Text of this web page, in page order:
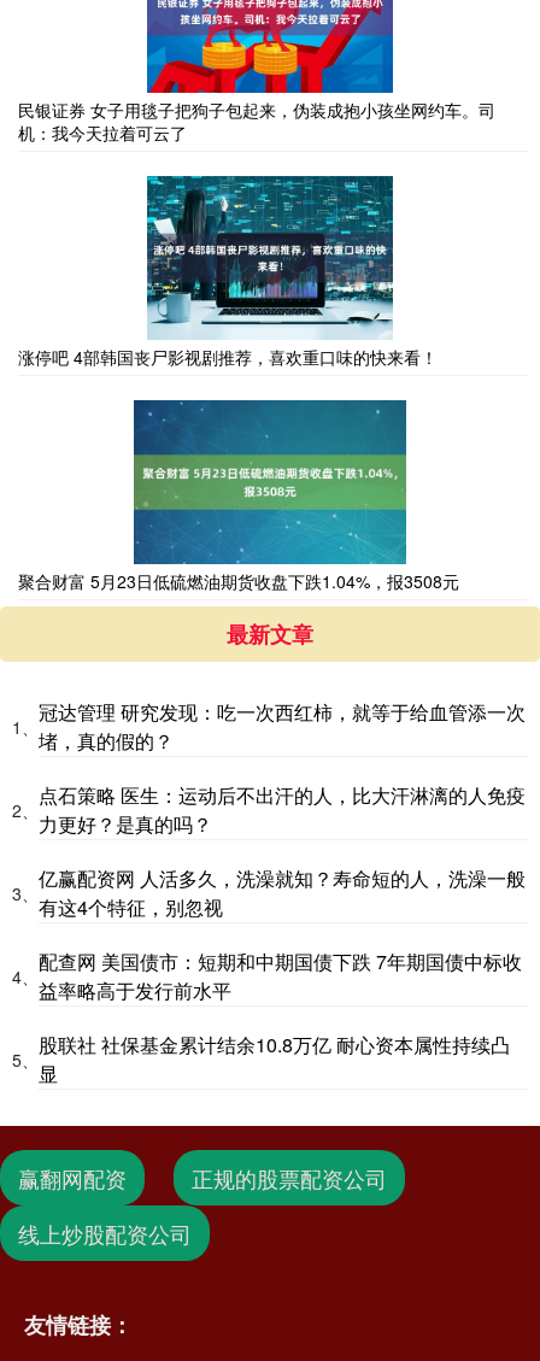
民银证券 女子用毯子把狗子包起来，伪装成抱小孩坐网约车。司
机：我今天拉着可云了
涨停吧 4部韩国丧尸影视剧推荐，喜欢重口味的快来看！
聚合财富 5月23日低硫燃油期货收盘下跌1.04%，报3508元
最新文章
1、
冠达管理 研究发现：吃一次西红柿，就等于给血管添一次
堵，真的假的？
2、
点石策略 医生：运动后不出汗的人，比大汗淋漓的人免疫
力更好？是真的吗？
3、
亿赢配资网 人活多久，洗澡就知？寿命短的人，洗澡一般
有这4个特征，别忽视
4、
配查网 美国债市：短期和中期国债下跌 7年期国债中标收
益率略高于发行前水平
5、
股联社 社保基金累计结余10.8万亿 耐心资本属性持续凸
显
赢翻网配资
正规的股票配资公司
线上炒股配资公司
友情链接：